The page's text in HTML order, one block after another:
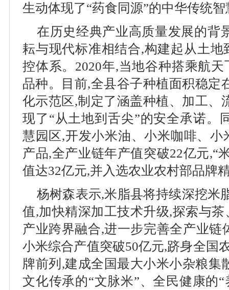
生动体现了“药食同源”的中华传统智
在历史经典产业高质量发展的背
耘与现代标准相结合,构建起从土
控体系。2020年,当地谷种搭乘航
品种。目前,全县谷子种植面积稳定
化示范区,制定了涵盖种植、加工、
现了“从土地到舌尖”的安全承诺。
慧园区,开发小米油、小米咖啡、小
产品,全产业链年产值突破22亿元,“
值达32亿元,并入选农业农村部品牌
杨树森表示,米脂县将持续深挖米
值,加快精深加工技术升级,探索与
产业跨界融合,进一步完善全产业链
小米综合产值突破50亿元,跻身全国
牌前列,建成全国最大小米小杂粮集
文化传承的“文脉米”、全民健康的